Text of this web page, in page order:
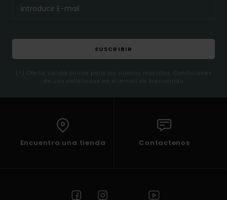
SUSCRIBIR
(*) Oferta valida online para los nuevos inscritos. Condiciones
de uso detalladas en el email de bienvenida
Encuentra una tienda Contactenos